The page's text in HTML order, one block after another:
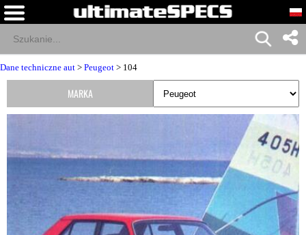
Dane techniczne aut > Peugeot > 104
MARKA